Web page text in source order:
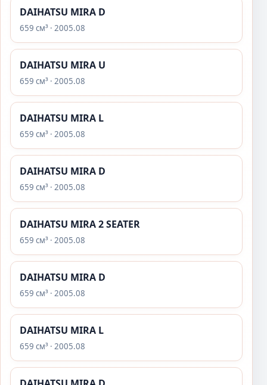
DAIHATSU MIRA D
659 см³ · 2005.08
DAIHATSU MIRA U
659 см³ · 2005.08
DAIHATSU MIRA L
659 см³ · 2005.08
DAIHATSU MIRA D
659 см³ · 2005.08
DAIHATSU MIRA 2 SEATER
659 см³ · 2005.08
DAIHATSU MIRA D
659 см³ · 2005.08
DAIHATSU MIRA L
659 см³ · 2005.08